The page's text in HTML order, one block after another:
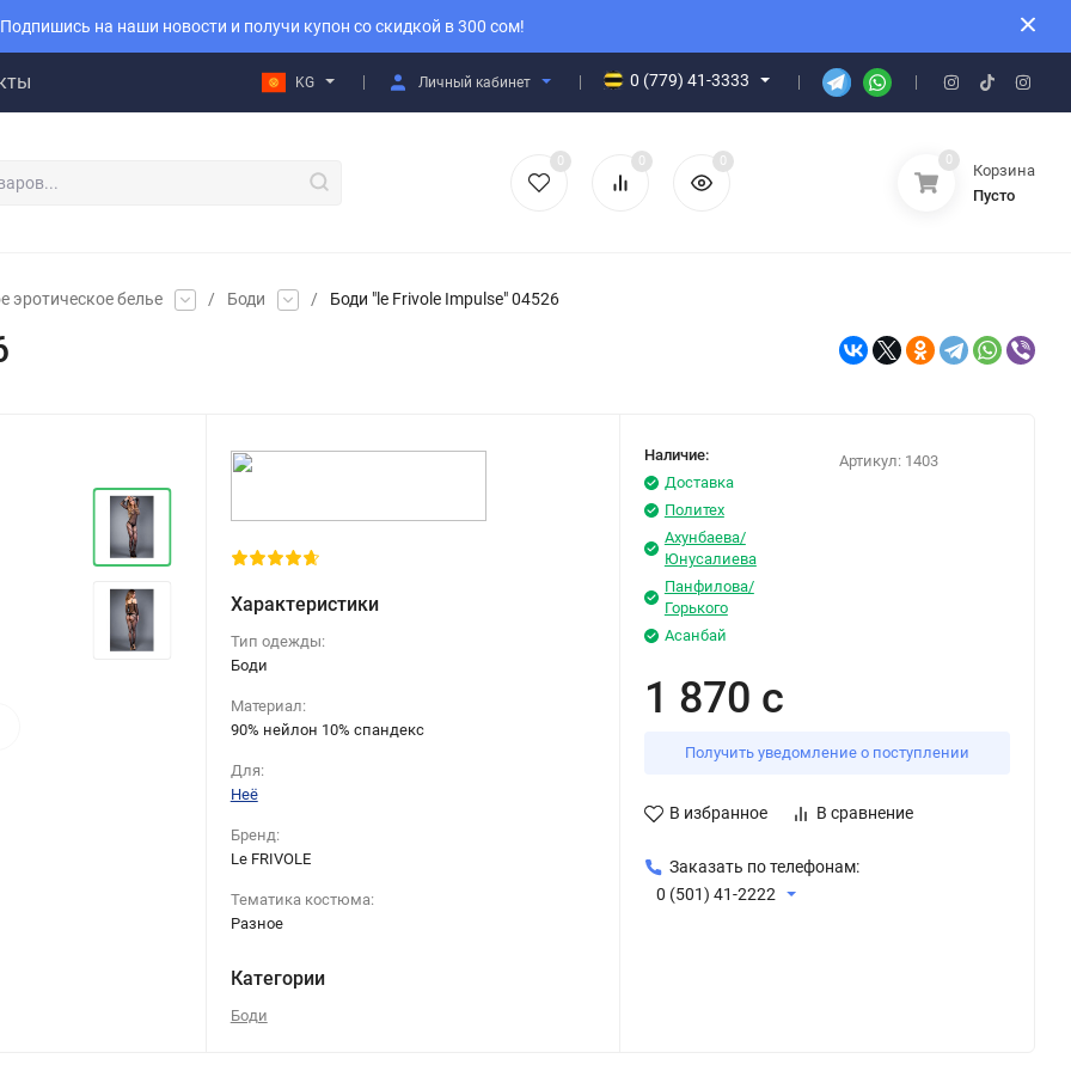
Подпишись на наши новости и получи купон со скидкой в 300 сом!
KG Личный кабинет 0 (779) 41-3333
0 0 0 0
Корзина
Пусто
эротическое белье / Боди / Боди "le Frivole Impulse" 04526
Характеристики
Тип одежды:
Боди
Материал:
90% нейлон 10% спандекс
Для:
Неё
Бренд:
Le FRIVOLE
Тематика костюма:
Разное
Категории
Боди
Наличие:
Доставка
Политех
Ахунбаева/
Юнусалиева
Панфилова/
Горького
Асанбай
Артикул: 1403
1 870 с
Получить уведомление о поступлении
В избранное В сравнение
Заказать по телефонам:
0 (501) 41-2222